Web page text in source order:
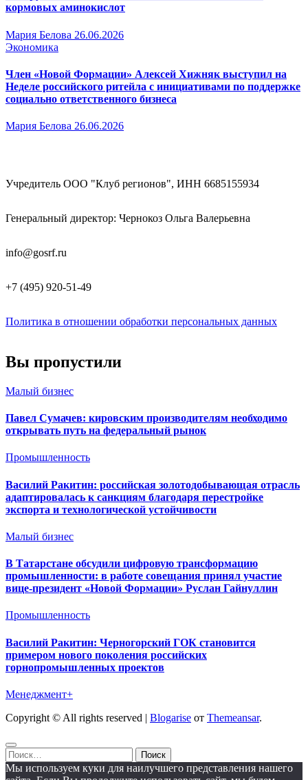
кормовых аминокислот
Мария Белова 26.06.2026
Экономика
Член «Новой Формации» Алексей Хижняк выступил на
Неделе российского ритейла с инициативами по поддержке
социально ответственного бизнеса
Мария Белова 26.06.2026
Учредитель ООО "Клуб регионов", ИНН 6685155934
Генеральный директор: Чернокоз Ольга Валерьевна
info@gosrf.ru
+7 (495) 920-51-49
Политика в отношении обработки персональных данных
Вы пропустили
Малый бизнес
Павел Сумачев: кировским производителям необходимо
открывать путь на федеральный рынок
Промышленность
Василий Ракитин: российская золотодобывающая отрасль
адаптировалась к санкциям благодаря перестройке
экспорта и технологической устойчивости
Малый бизнес
В Татарстане обсудили цифровую трансформацию
промышленности: в работе совещания принял участие
вице-президент «Новой Формации» Руслан Гайнуллин
Промышленность
Василий Ракитин: Черногорский ГОК становится
примером нового поколения российских
горнопромышленных проектов
Менеджмент+
Copyright © All rights reserved | Blogarise от Themeansar.
Найти:
Мы используем куки для наилучшего представления нашего